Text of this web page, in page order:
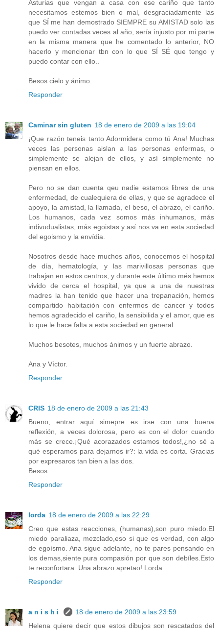
Asturias que vengan a casa con ese cariño que tanto
necesitamos estemos bien o mal, desgraciadamente las
que SÍ me han demostrado SIEMPRE su AMISTAD solo las
puedo ver contadas veces al año, sería injusto por mi parte
en la misma manera que he comentado lo anterior, NO
hacerlo y mencionar tbn con lo que SÍ SÉ que tengo y
puedo contar con ello..
Besos cielo y ánimo.
Responder
Caminar sin gluten 18 de enero de 2009 a las 19:04
¡Que razón teneis tanto Adormidera como tú Ana! Muchas
veces las personas aislan a las personas enfermas, o
simplemente se alejan de ellos, y así simplemente no
piensan en ellos.
Pero no se dan cuenta qeu nadie estamos libres de una
enfermedad, de cualequiera de ellas, y que se agradece el
apoyo, la amistad, la llamada, el beso, el abrazo, el cariño.
Los humanos, cada vez somos más inhumanos, más
indivudualistas, más egoistas y así nos va en esta sociedad
del egoismo y la envídia.
Nosotros desde hace muchos años, conocemos el hospital
de día, hematología, y las marivillosas personas que
trabajan en estos centros, y durante este último més hemos
vivido de cerca el hospital, ya que a una de nuestras
madres la han tenido que hacer una trepanación, hemos
compartido habitación con enfermos de cancer y todos
hemos agradecido el cariño, la sensibilida y el amor, que es
lo que le hace falta a esta sociedad en general.
Muchos besotes, muchos ánimos y un fuerte abrazo.
Ana y Víctor.
Responder
CRIS 18 de enero de 2009 a las 21:43
Bueno, entrar aquí simepre es irse con una buena
reflexión, a veces dolorosa, pero es con el dolor cuando
más se crece.¡Qué acorazados estamos todos!,¿no sé a
qué esperamos para dejarnos ir?: la vida es corta. Gracias
por expresaros tan bien a las dos.
Besos
Responder
lorda 18 de enero de 2009 a las 22:29
Creo que estas reacciones, (humanas),son puro miedo.El
miedo paraliaza, mezclado,eso si que es verdad, con algo
de egoísmo. Ana sigue adelante, no te pares pensando en
los demas,siente pura compasión por que son debíles.Esto
te reconfortara. Una abrazo apretao! Lorda.
Responder
a n i s h i
18 de enero de 2009 a las 23:59
Helena quiere decir que estos dibujos son rescatados del